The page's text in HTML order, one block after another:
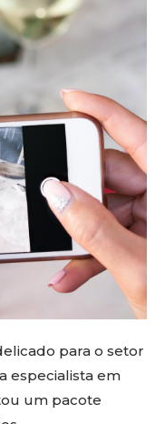
para o setor
especialista em
um pacote